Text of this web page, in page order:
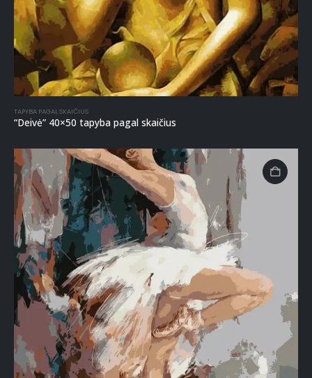
TAPYBA PAGAL SKAIČIUS
“Deivė” 40×50 tapyba pagal skaičius